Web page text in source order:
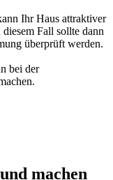
Ihr Haus attraktiver
Fall sollte dann
überprüft werden.
bei der
machen